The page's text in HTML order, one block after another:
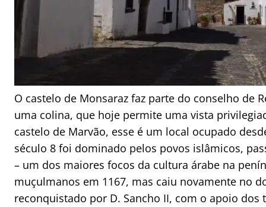
O castelo de Monsaraz faz parte do conselho de
uma colina, que hoje permite uma vista
castelo de Marvão, esse é um local ocupado
século 8 foi dominado pelos povos islâmicos,
– um dos maiores focos da cultura árabe na
muçulmanos em 1167, mas caiu novamente no
reconquistado por D. Sancho II, com o apoio